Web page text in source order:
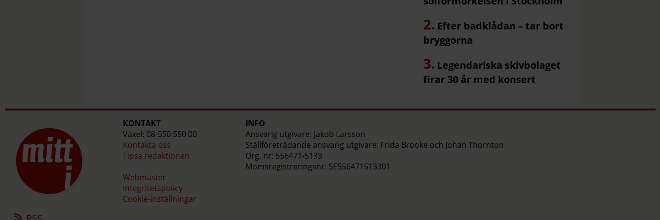
Efter badklådan – tar bort
bryggorna
Legendariska skivbolaget
firar 30 år med konsert
KONTAKT
Växel: 08-550 550 00
Kontakta oss
Tipsa redaktionen
Webmaster
Integritetspolicy
Cookie-inställningar
INFO
Ansvarig utgivare: Jakob Larsson
Ställföreträdande ansvarig utgivare: Frida Brooke och Johan Thornton
Org. nr: 556471-5133
Momsregistreringsnr: SE556471513301